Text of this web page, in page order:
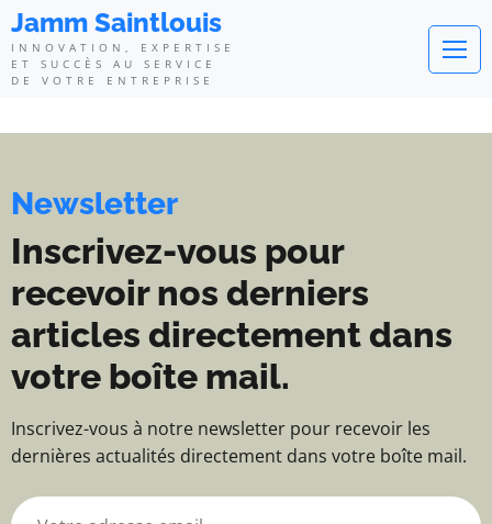
Jamm Saintlouis - Innovation,
Jamm Saintlouis
INNOVATION, EXPERTISE
ET SUCCÈS AU SERVICE
DE VOTRE ENTREPRISE
Newsletter
Inscrivez-vous pour
recevoir nos derniers
articles directement dans
votre boîte mail.
Inscrivez-vous à notre newsletter pour recevoir les
dernières actualités directement dans votre boîte mail.